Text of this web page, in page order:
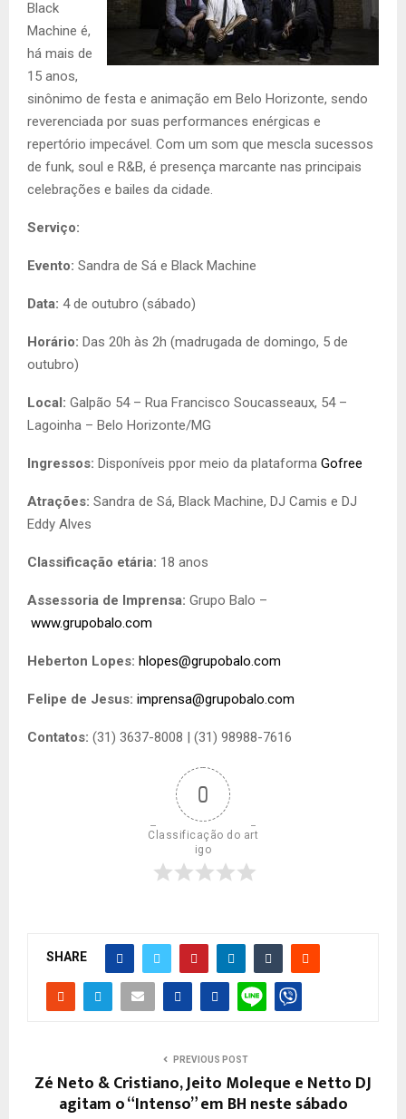
Black
Machine é,
há mais de
15 anos,
sinônimo de festa e animação em Belo Horizonte, sendo
reverenciada por suas performances enérgicas e
repertório impecável. Com um som que mescla sucessos
de funk, soul e R&B, é presença marcante nas principais
celebrações e bailes da cidade.
Serviço:
Evento: Sandra de Sá e Black Machine
Data: 4 de outubro (sábado)
Horário: Das 20h às 2h (madrugada de domingo, 5 de
outubro)
Local: Galpão 54 – Rua Francisco Soucasseaux, 54 –
Lagoinha – Belo Horizonte/MG
Ingressos: Disponíveis ppor meio da plataforma Gofree
Atrações: Sandra de Sá, Black Machine, DJ Camis e DJ
Eddy Alves
Classificação etária: 18 anos
Assessoria de Imprensa: Grupo Balo –
www.grupobalo.com
Heberton Lopes: hlopes@grupobalo.com
Felipe de Jesus: imprensa@grupobalo.com
Contatos: (31) 3637-8008 | (31) 98988-7616
0
Classificação do art
igo
SHARE
PREVIOUS POST
Zé Neto & Cristiano, Jeito Moleque e Netto DJ
agitam o “Intenso” em BH neste sábado